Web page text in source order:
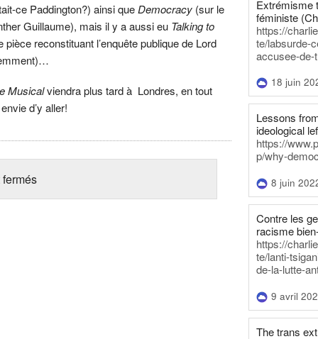
ce Paddington?) ainsi queDemocracy (sur le
Guillaume), mais il y a aussi eu Talking to
reconstituant l’enquête publique de Lord
Musicalviendra plus tard à Londres, en tout
d’y aller!
Extrémisme
féministe
https://
te/labsurde-
accusee-de-
18 juin
Lessons
ideological
https://
p/why-
8 juin
Contre les
racisme
https://
te/lanti-
de-la-lutte-
9 avril
The trans